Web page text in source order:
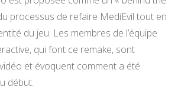
processus de refaire MediEvil tout en
du jeu. Les membres de l’équipe
qui font ce remake, sont
et évoquent comment a été
début.